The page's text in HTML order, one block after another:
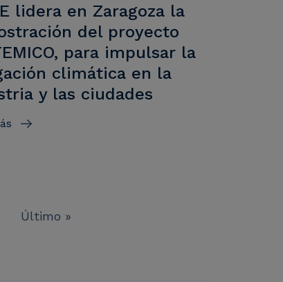
lidera en Zaragoza la
del proyecto
para impulsar la
climática en la
y las ciudades
Última página
Último »